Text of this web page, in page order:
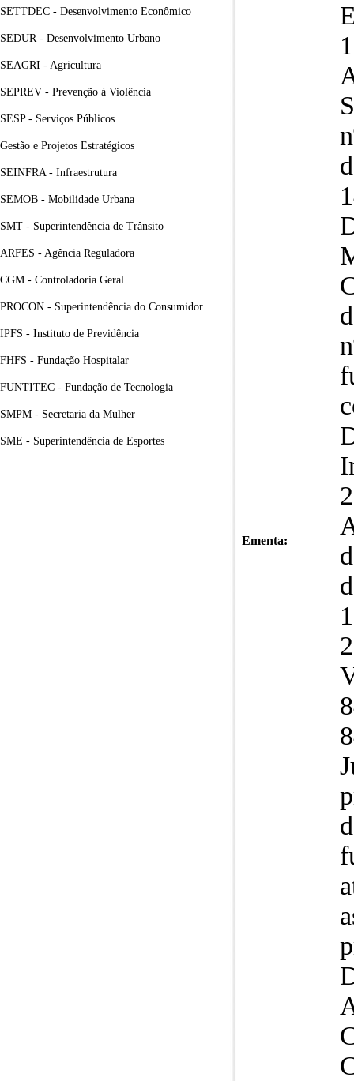
SETTDEC - Desenvolvimento Econômico
SEDUR - Desenvolvimento Urbano
SEAGRI - Agricultura
SEPREV - Prevenção à Violência
SESP - Serviços Públicos
Gestão e Projetos Estratégicos
SEINFRA - Infraestrutura
SEMOB - Mobilidade Urbana
SMT - Superintendência de Trânsito
ARFES - Agência Reguladora
CGM - Controladoria Geral
PROCON - Superintendência do Consumidor
IPFS - Instituto de Previdência
FHFS - Fundação Hospitalar
FUNTITEC - Fundação de Tecnologia
SMPM - Secretaria da Mulher
SME - Superintendência de Esportes
Ementa: